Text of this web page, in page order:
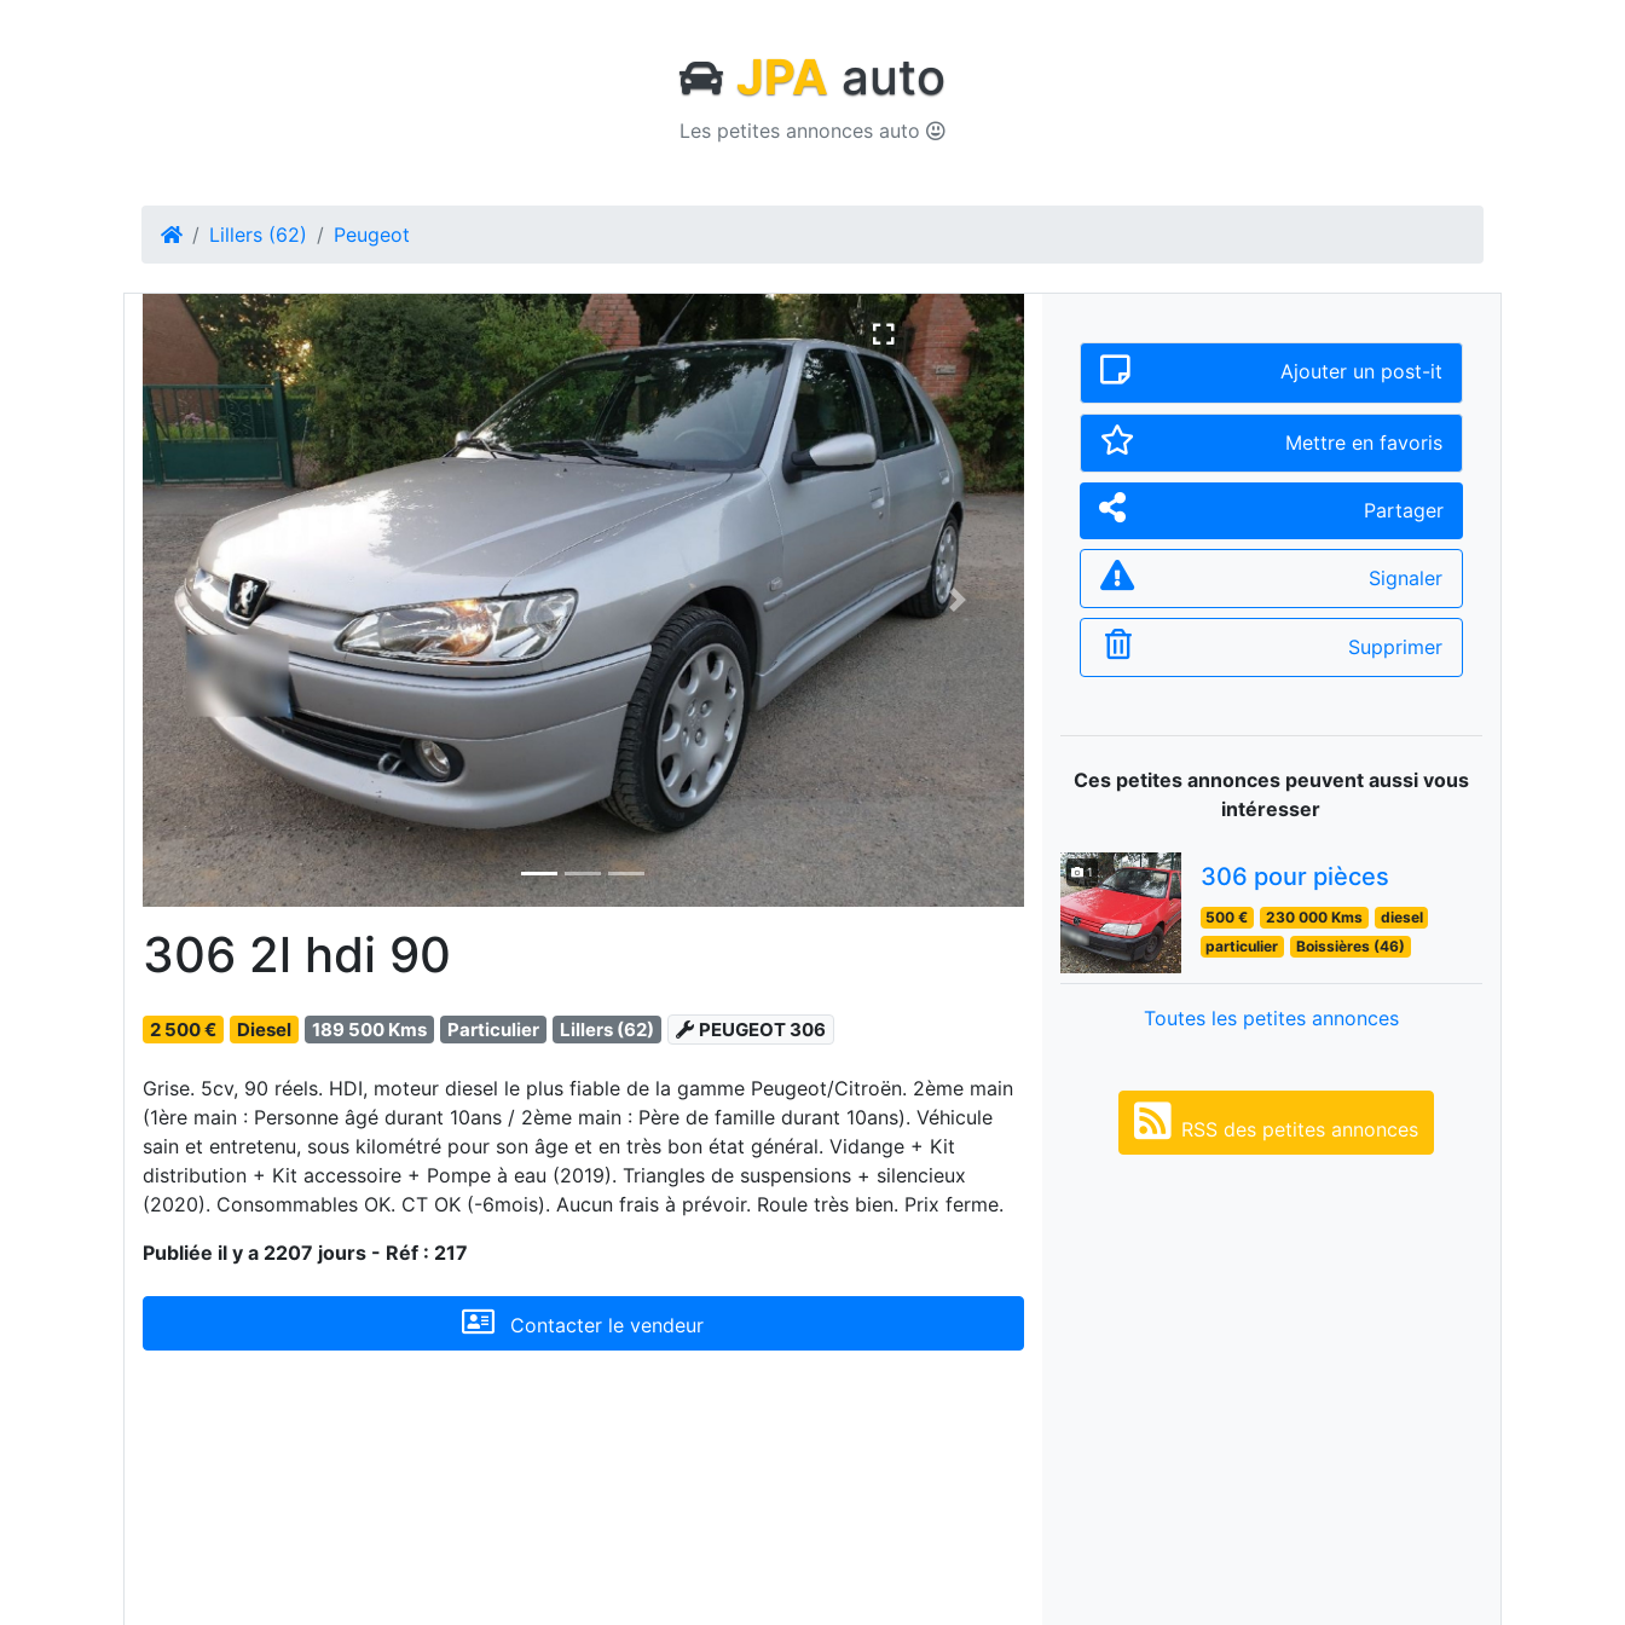
JPA auto
Les petites annonces auto
Lillers (62) Peugeot
Previous Next
306 2l hdi 90
2 500 € Diesel 189 500 Kms Particulier Lillers (62) PEUGEOT 306
Grise. 5cv, 90 réels. HDI, moteur diesel le plus fiable de la gamme Peugeot/Citroën. 2ème main
(1ère main : Personne âgé durant 10ans / 2ème main : Père de famille durant 10ans). Véhicule
sain et entretenu, sous kilométré pour son âge et en très bon état général. Vidange + Kit
distribution + Kit accessoire + Pompe à eau (2019). Triangles de suspensions + silencieux
(2020). Consommables OK. CT OK (-6mois). Aucun frais à prévoir. Roule très bien. Prix ferme.
Publiée il y a 2207 jours - Réf : 217
Contacter le vendeur
Ajouter un post-it
Mettre en favoris
Partager
Signaler
Supprimer
Ces petites annonces peuvent aussi vous
intéresser
1 306 pour pièces
500 € 230 000 Kms
diesel
particulier
Boissières (46)
Toutes les petites annonces
RSS des petites annonces